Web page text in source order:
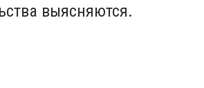
выясняются.